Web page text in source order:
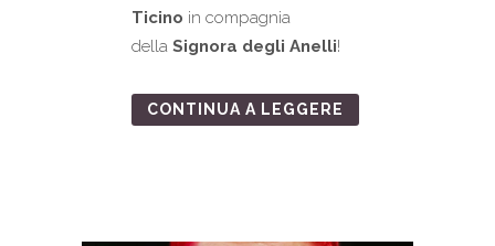
Ticino in compagnia
della Signora degli Anelli!
CONTINUA A LEGGERE